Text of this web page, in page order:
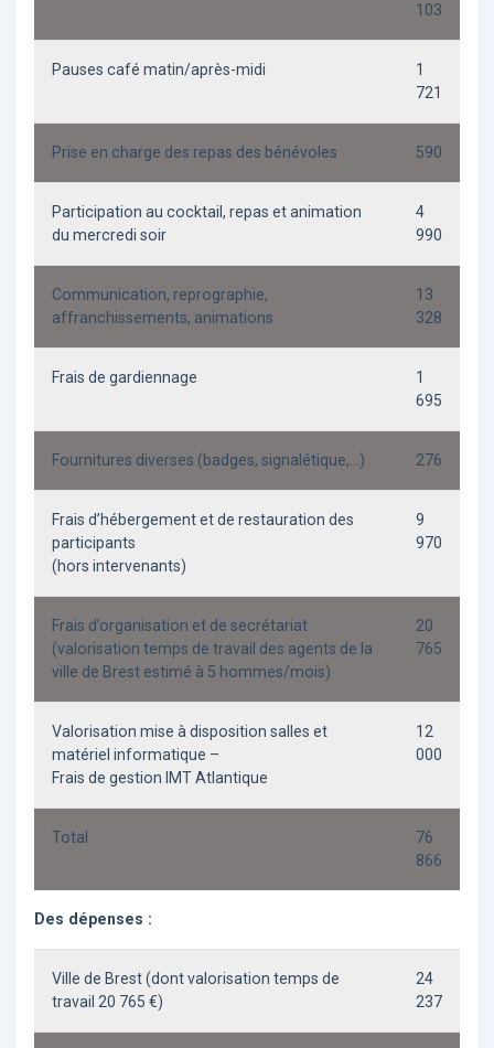
103
Pauses café matin/après-midi
1
721
Prise en charge des repas des bénévoles 590
Participation au cocktail, repas et animation
du mercredi soir
4
990
Communication, reprographie,
affranchissements, animations
13
328
Frais de gardiennage
1
695
Fournitures diverses (badges, signalétique,…) 276
Frais d’hébergement et de restauration des
participants
(hors intervenants)
9
970
Frais d’organisation et de secrétariat
(valorisation temps de travail des agents de la
ville de Brest estimé à 5 hommes/mois)
20
765
Valorisation mise à disposition salles et
matériel informatique –
Frais de gestion IMT Atlantique
12
000
Total
76
866
Des dépenses :
Ville de Brest (dont valorisation temps de
travail 20 765 €)
24
237